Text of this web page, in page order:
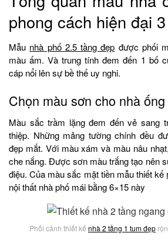
phong cách hiện đại
Mẫu nhà phố 2.5 tầng đẹp được phối
màu ấm. Và trung tính đem đến 1 bố
cáp nổi lên sự bề thế uy nghi.
Chọn màu sơn cho nhà
Màu sắc trầm lặng đem đến vẻ sang
thiệp. Những mảng tường chính đều
đẹp mắt. Với màu xám và màu nâu
che nắng. Được sơn màu trắng tạo nên
điệu. Của màu sắc mặt tiền mẫu thiết kế
nội thất nhà phố mái bằng 6×15 này
Phối cảnh thiết kế nhà 2 tầng 1 tum đẹp